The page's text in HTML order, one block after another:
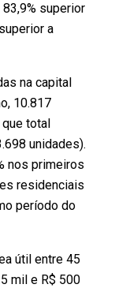
superior
a
na capital
10.817
total
unidades).
nos primeiros
residenciais
período do
útil entre 45
mil e R$ 500